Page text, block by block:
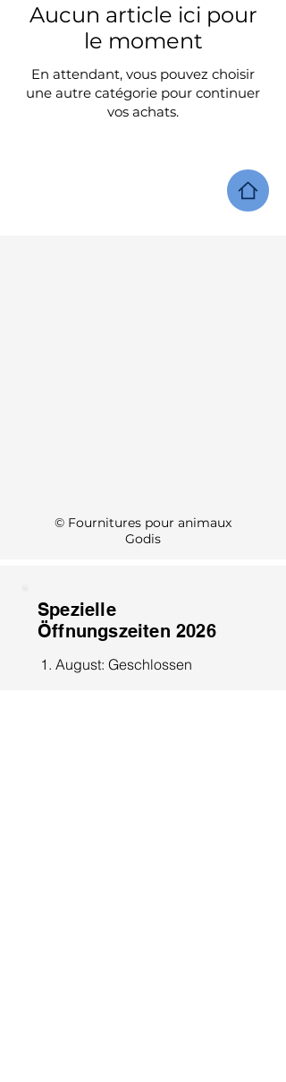
Aucun article ici pour
le moment
En attendant, vous pouvez choisir
une autre catégorie pour continuer
vos achats.
© Fournitures pour animaux
Godis
Spezielle
Öffnungszeiten 2026
1. August: Geschlossen